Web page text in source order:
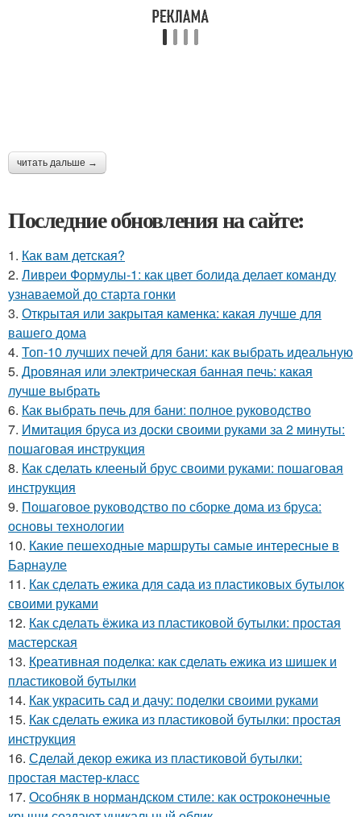
читать дальше →
Последние обновления на сайте:
1. Как вам детская?
2. Ливреи Формулы-1: как цвет болида делает команду
узнаваемой до старта гонки
3. Открытая или закрытая каменка: какая лучше для
вашего дома
4. Топ-10 лучших печей для бани: как выбрать идеальную
5. Дровяная или электрическая банная печь: какая
лучше выбрать
6. Как выбрать печь для бани: полное руководство
7. Имитация бруса из доски своими руками за 2 минуты:
пошаговая инструкция
8. Как сделать клееный брус своими руками: пошаговая
инструкция
9. Пошаговое руководство по сборке дома из бруса:
основы технологии
10. Какие пешеходные маршруты самые интересные в
Барнауле
11. Как сделать ежика для сада из пластиковых бутылок
своими руками
12. Как сделать ёжика из пластиковой бутылки: простая
мастерская
13. Креативная поделка: как сделать ежика из шишек и
пластиковой бутылки
14. Как украсить сад и дачу: поделки своими руками
15. Как сделать ежика из пластиковой бутылки: простая
инструкция
16. Сделай декор ежика из пластиковой бутылки:
простая мастер-класс
17. Особняк в нормандском стиле: как остроконечные